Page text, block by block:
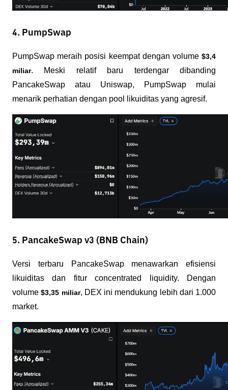
4. PumpSwap
PumpSwap meraih posisi keempat dengan volume $3,4
miliar. Meski relatif baru terdengar dibanding
PancakeSwap atau Uniswap, PumpSwap mulai
menarik perhatian dengan pool likuiditas yang agresif.
5. PancakeSwap v3 (BNB Chain)
Versi terbaru PancakeSwap menawarkan efisiensi
likuiditas dan fitur concentrated liquidity. Dengan
volume $3,35 miliar, DEX ini mendukung lebih dari 1.000
market.